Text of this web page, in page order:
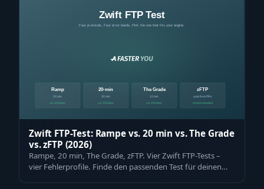
Zwift FTP-Test: Rampe vs. 20 min vs. The Grade
vs. zFTP (2026)
Rampe, 20 min, The Grade, zFTP. Vier Zwift FTP-Tests –
vier Fehlerprofile. Finde den passenden Test für deinen